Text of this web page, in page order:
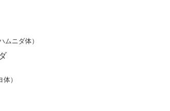
ムニダ体）
体）